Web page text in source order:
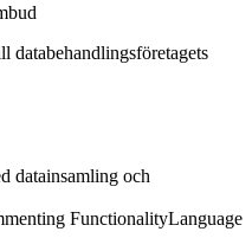
databehandlingsföretagets
datainsamling och
FunctionalityLanguage